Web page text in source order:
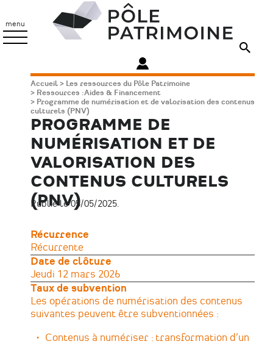
contenu
principal
menu
Patrimoine
Fil
d'Ariane
Accueil
Les ressources du Pôle Patrimoine
Ressources : Aides & Financement
Programme de numérisation et de valorisation des contenus
culturels (PNV)
PROGRAMME DE
NUMÉRISATION ET DE
VALORISATION DES
CONTENUS CULTURELS
(PNV)
Publié le 05/05/2025.
Récurrence
Récurrente
Date de clôture
Jeudi 12 mars 2026
Taux de subvention
Les opérations de numérisation des contenus
suivantes peuvent être subventionnées :
Contenus à numériser : transformation d’un